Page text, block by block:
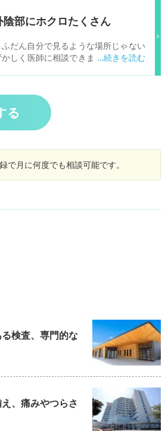
陰部にホクロたくさん
だん自分で見るような場所じゃない
しく医師に相談できませんでした。
みがひどくて困ってます。あまりに
陰部をよく見たらホクロだらけでし
うなホクロもあります。退院後も痒
人科で診察しました。カンジダ膣炎
強烈な痒みです。ホクロからも血が
ンジダ膣炎治したばかりで、すぐカ
る
月に何度でも相談可能です。
検査、専門的な
、痛みやつらさ